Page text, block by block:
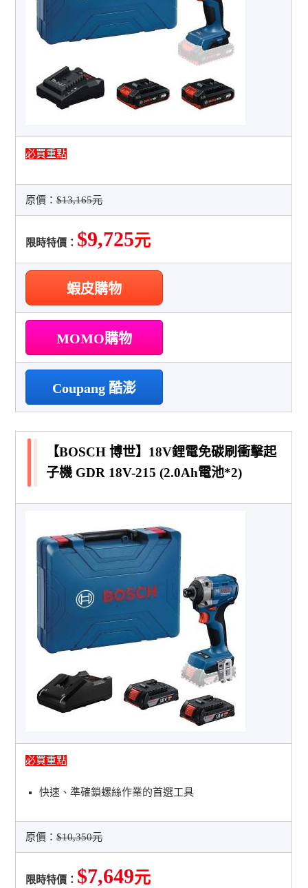
必買重點
原價：$13,165元
限時特價： $9,725元
蝦皮購物
MOMO購物
Coupang 酷澎
【BOSCH 博世】18V鋰電免碳刷衝擊起
子機 GDR 18V-215 (2.0Ah電池*2)
必買重點
快速、準確鎖螺絲作業的首選工具
原價：$10,350元
限時特價： $7,649元